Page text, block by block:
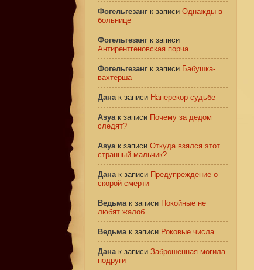
Фогельгезанг к записи Однажды в
больнице
Фогельгезанг к записи
Антирентгеновская порча
Фогельгезанг к записи Бабушка-
вахтерша
Данак записи Наперекор судьбе
Asyaк записи Почему за дедом
следят?
Asyaк записи Откуда взялся этот
странный мальчик?
Данак записи Предупреждение о
скорой смерти
Ведьмак записи Покойные не
любят жалоб
Ведьмак записи Роковые числа
Данак записи Заброшенная могила
подруги